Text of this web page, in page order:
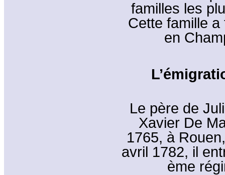
familles les
Cette famille
en
Le père de
Xavier De
1765, à
avril 1782, il
ème